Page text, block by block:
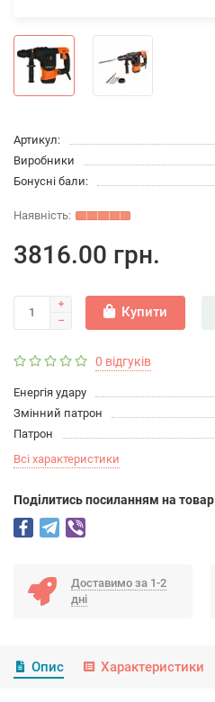
Артикул:
Виробники
Бонусні бали:
3816.00 грн.
Купити
0 відгуків
Енергія удару
Змінний патрон
Патрон
Всі характеристики
Подiлитись посиланням на товар
Доставимо за 1-2
дні
Опис Характеристики